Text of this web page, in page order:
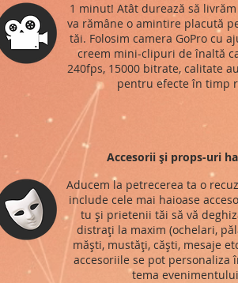
1 minut! Atât durează să
va rămâne o amintire placută
tăi. Folosim camera GoPro cu
creem mini-clipuri de înaltă
240fps, 15000 bitrate, calitate
pentru efecte în timp
Accesorii și props-uri
Aducem la petrecerea ta o
include cele mai haioase
tu și prietenii tăi să vă
distrați la maxim (ochelari,
măști, mustăți, căști, mesaje
accesoriile se pot personaliza
tema